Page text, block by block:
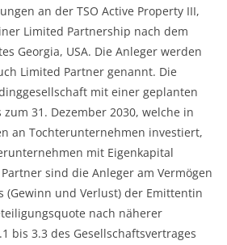
an der TSO Active Property III,
Limited Partnership nach dem
Georgia, USA. Die Anleger werden
Limited Partner genannt. Die
mit einer geplanten
31. Dezember 2030, welche in
an Tochterunternehmen investiert,
mit Eigenkapital
sind die Anleger am Vermögen
(Gewinn und Verlust) der Emittentin
nach näherer
bis 3.3 des Gesellschaftsvertrages